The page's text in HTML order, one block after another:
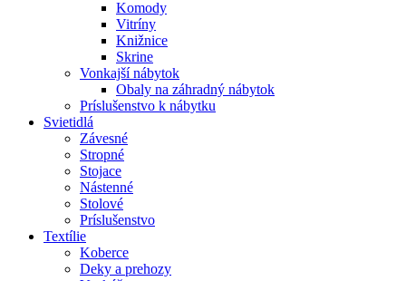
Komody
Vitríny
Knižnice
Skrine
Vonkajší nábytok
Obaly na záhradný nábytok
Príslušenstvo k nábytku
Svietidlá
Závesné
Stropné
Stojace
Nástenné
Stolové
Príslušenstvo
Textílie
Koberce
Deky a prehozy